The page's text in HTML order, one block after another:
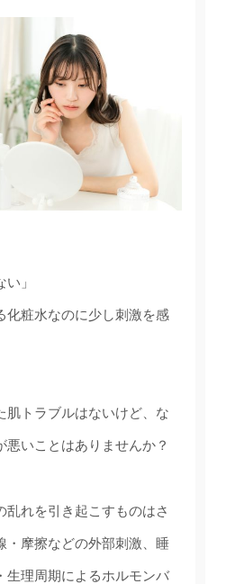
」
化粧水なのに少し刺激を感
肌トラブルはないけど、な
悪いことはありませんか？
乱れを引き起こすものはさ
・摩擦などの外部刺激、睡
生理周期によるホルモンバ